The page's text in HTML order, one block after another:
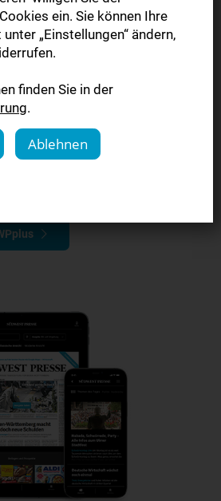
FAQs zu SWPplus
ein. Sie können Ihre
„Einstellungen“ ändern,
finden Sie in der
.
Ablehnen